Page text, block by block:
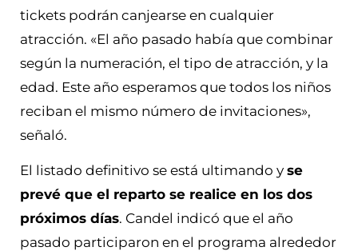
tickets podrán canjearse en cualquier
atracción. «El año pasado había que combinar
según la numeración, el tipo de atracción, y la
edad. Este año esperamos que todos los niños
reciban el mismo número de invitaciones»,
señaló.
El listado definitivo se está ultimando y se
prevé que el reparto se realice en los dos
próximos días. Candel indicó que el año
pasado participaron en el programa alrededor